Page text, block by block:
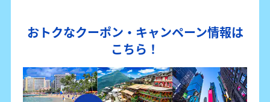
おトクなクーポン・キャンペーン情報は
こちら！